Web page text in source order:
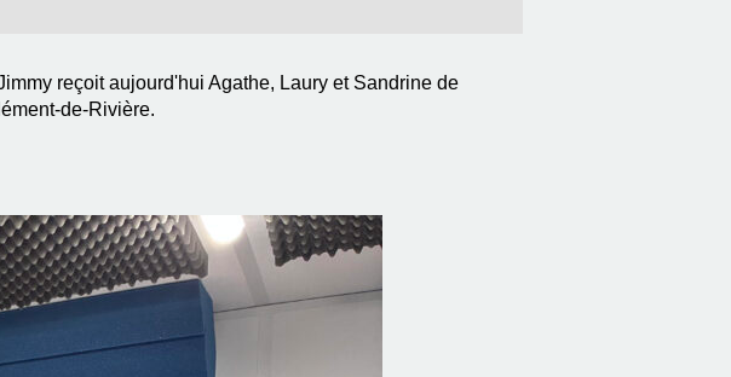
reçoit aujourd'hui Agathe, Laury et Sandrine de
de-Rivière.